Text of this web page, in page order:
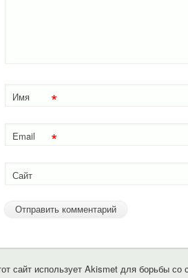
Имя *
Email *
Сайт
сайт использует Akismet для борьбы со